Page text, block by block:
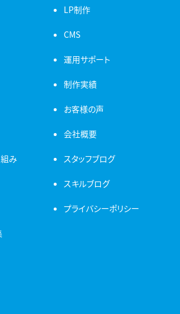
LP制作
CMS
運用サポート
制作実績
お客様の声
会社概要
み スタッフブログ
スキルブログ
プライバシーポリシー